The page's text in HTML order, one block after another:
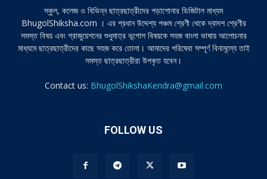
স্কুল, কলেজ ও বিভিন্ন ছাত্রছাত্রীদের পড়াশোনার ডিজিটাল মাধ্যম
BhugolShiksha.com । এর প্রধান উদ্দেশ্য পঞ্চম শ্রেণী থেকে দ্বাদশ শ্রেণীর
সমস্ত বিষয় এবং গ্রাজুয়েশনের শুধুমাত্র ভূগোল বিষয়কে সহজ বাংলা ভাষায় আলোচনার
মাধ্যমে ছাত্রছাত্রীদের কাছে সহজ করে তোলা। আমাদের পরিষেবা সম্পূর্ণ বিনামূল্যে তাই
সমস্ত ছাত্রছাত্রীরা উপকৃত হবেন।
Contact us: BhugolShikshaKendra@gmail.com
FOLLOW US